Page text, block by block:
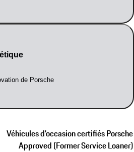
de Porsche
Véhicules d’occasion certifiés Porsche
Approved (Former Service Loaner)